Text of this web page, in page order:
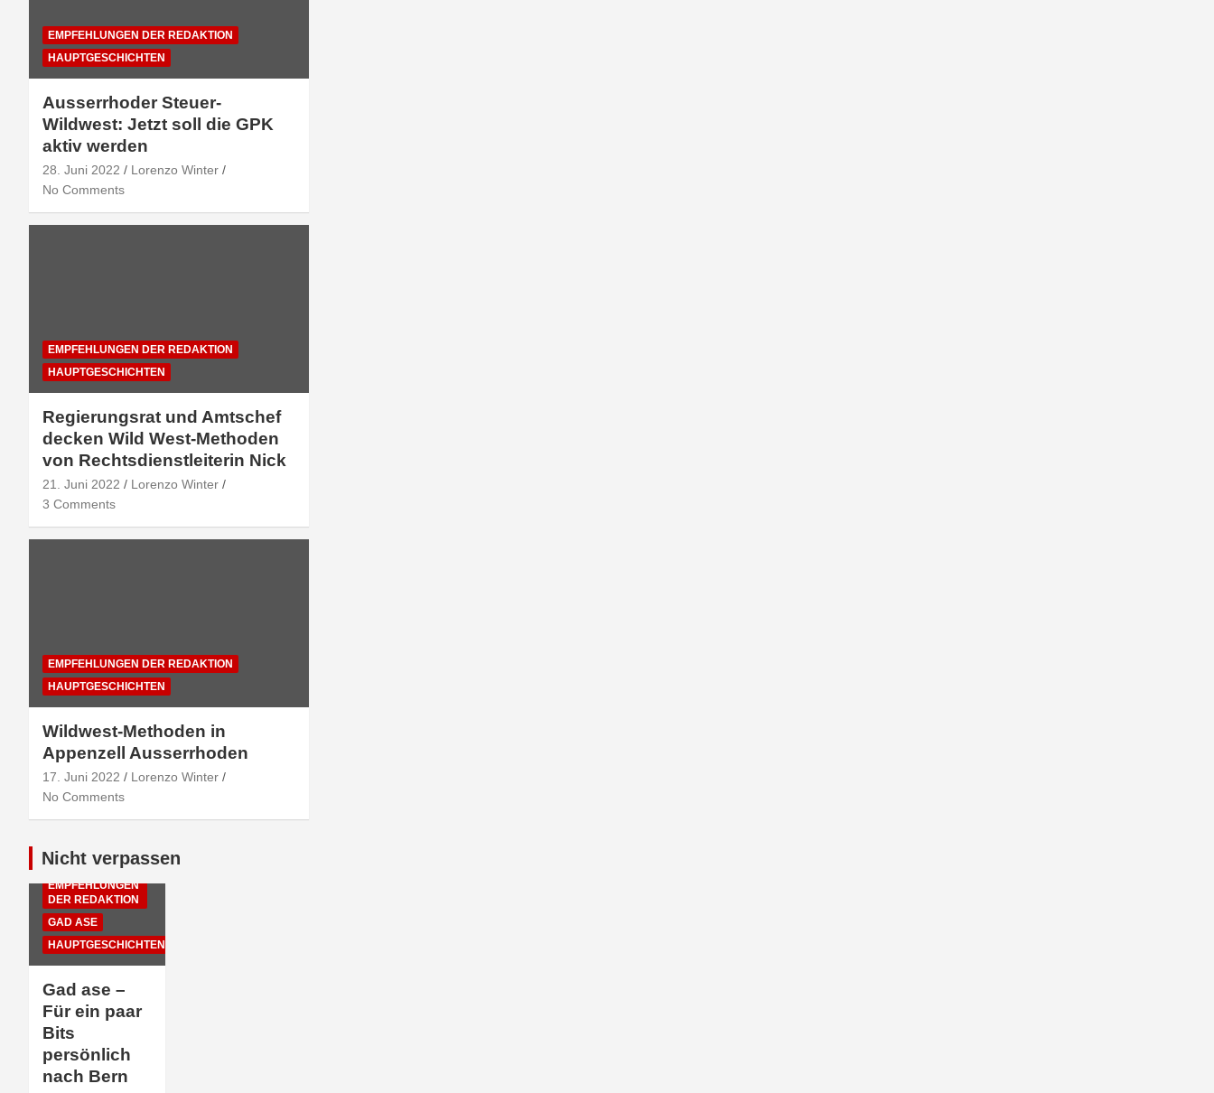
EMPFEHLUNGEN DER REDAKTION
HAUPTGESCHICHTEN
Ausserrhoder Steuer-
Wildwest: Jetzt soll die GPK
aktiv werden
28. Juni 2022
Lorenzo Winter
No Comments
EMPFEHLUNGEN DER REDAKTION
HAUPTGESCHICHTEN
Regierungsrat und Amtschef
decken Wild West-Methoden
von Rechtsdienstleiterin Nick
21. Juni 2022
Lorenzo Winter
3 Comments
EMPFEHLUNGEN DER REDAKTION
HAUPTGESCHICHTEN
Wildwest-Methoden in
Appenzell Ausserrhoden
17. Juni 2022
Lorenzo Winter
No Comments
Nicht verpassen
EMPFEHLUNGEN
DER REDAKTION
GAD ASE
HAUPTGESCHICHTEN
Gad ase –
Für ein paar
Bits
persönlich
nach Bern